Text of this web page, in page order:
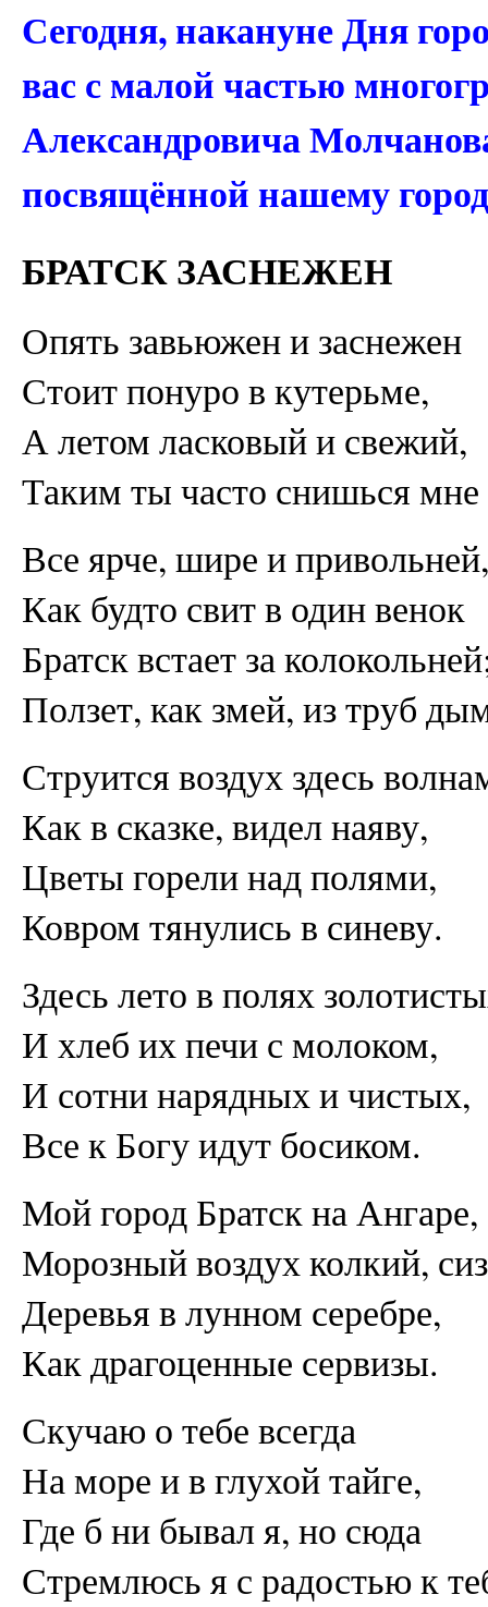
Сегодня, накануне Дня
вас с малой частью
Александровича
посвящённой нашему
БРАТСК ЗАСНЕЖЕН
Опять завьюжен и заснежен
Стоит понуро в кутерьме,
А летом ласковый и свежий,
Таким ты часто снишься мне
Все ярче, шире и привольней,
Как будто свит в один венок
Братск встает за
Ползет, как змей, из труб
Струится воздух здесь
Как в сказке, видел наяву,
Цветы горели над полями,
Ковром тянулись в синеву.
Здесь лето в полях
И хлеб их печи с молоком,
И сотни нарядных и чистых,
Все к Богу идут босиком.
Мой город Братск на Ангаре,
Морозный воздух колкий,
Деревья в лунном серебре,
Как драгоценные сервизы.
Скучаю о тебе всегда
На море и в глухой тайге,
Где б ни бывал я, но сюда
Стремлюсь я с радостью к